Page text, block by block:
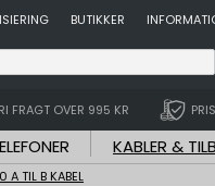
BUTIKKER
FRAGT OVER 995 KR
KABLER &
A TIL B KABEL